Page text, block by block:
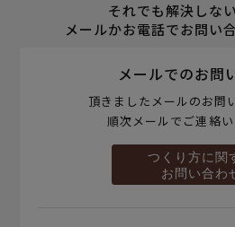
それでも解決しな
メールかお電話でお問い
メールでのお問
頂きましたメールのお問
順次メールでご連絡い
つくり方に関
お問い合わ